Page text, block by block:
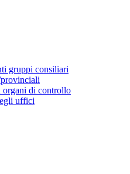
gruppi consiliari
organi di controllo
uffici